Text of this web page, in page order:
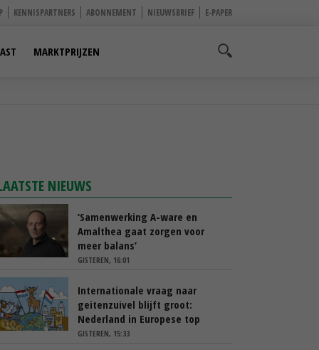
KENNISPARTNERS ABONNEMENT NIEUWSBRIEF E-PAPER
MARKTPRIJZEN
NIEUWS
‘Samenwerking A-ware en
Amalthea gaat zorgen voor
meer balans’
GISTEREN, 16:01
Internationale vraag naar
geitenzuivel blijft groot:
Nederland in Europese top
GISTEREN, 15:33